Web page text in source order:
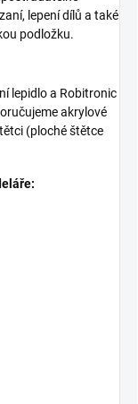
lepení dílů a také
podložku.
lepidlo a Robitronic
akrylové
(ploché štětce